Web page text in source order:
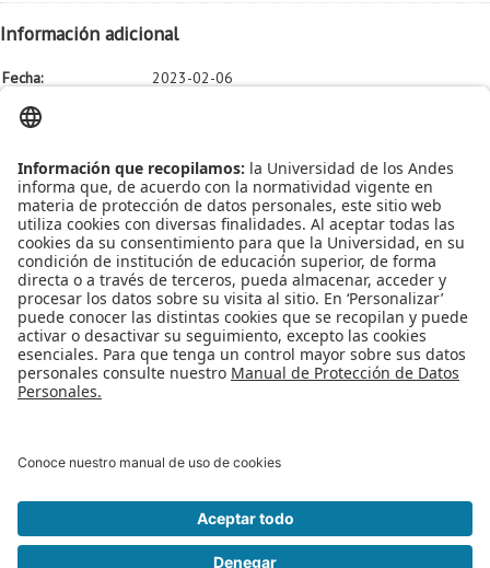
Información adicional
Fecha:
2023-02-06
Hora:
Lugar:
Más información:
Leído1641 Tiempo Última modificación Viernes, 03 Febrero 2023 16:22
Publicado en Eventos
Más en esta categoría
« ¿Te interesa el diseño y desarrollo de
videojuegos?, el DISC trae una propuesta de empleabilidad en este
sector para ti